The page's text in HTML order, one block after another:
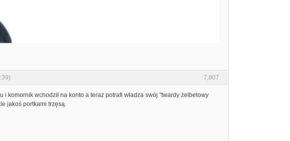
7,807
komornik wchodził na konto a teraz potrafi władza swój "twardy żelbetowy
jakoś portkami trzęsą.